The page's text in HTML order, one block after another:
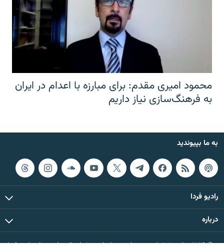
محمود امیری مقدم: برای مبارزه با اعدام در ایران
به فرهنگ‌سازی نیاز داریم
به ما بپیوندید
رادیو فردا
درباره